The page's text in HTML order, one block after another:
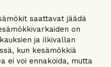
saattavat jäädä
on
ja ilkivallan
kun kesämökkiä
ei voi ennakoida, mutta